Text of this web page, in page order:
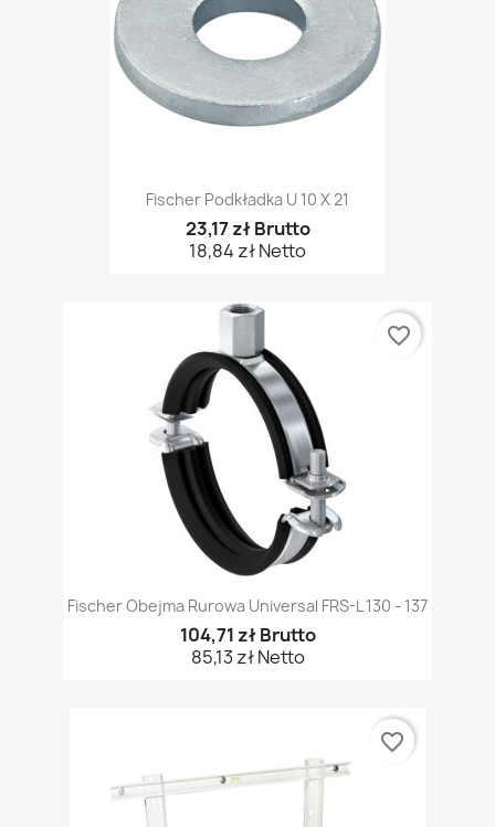
Fischer Podkładka U 10 X 21
23,17 zł Brutto
18,84 zł Netto
Fischer Obejma Rurowa Universal FRS-L 130 - 137
104,71 zł Brutto
85,13 zł Netto
favorite_border
favorite_border